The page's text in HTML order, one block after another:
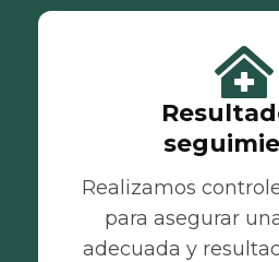
Realizamos
para asegurar
adecuada y